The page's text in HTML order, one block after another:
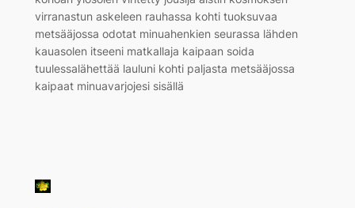
virranastun askeleen rauhassa kohti tuoksuvaa
metsääjossa odotat minuahenkien seurassa lähden
kauasolen itseeni matkallaja kaipaan soida
tuulessalähettää lauluni kohti paljasta metsääjossa
kaipaat minuavarjojesi sisällä